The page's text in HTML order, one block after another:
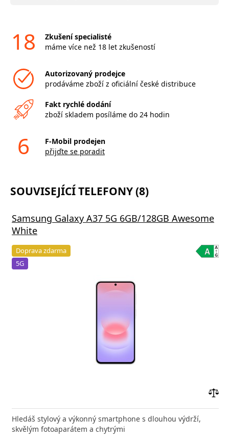
18
Zkušení specialisté
máme více než 18 let zkušeností
Autorizovaný prodejce
prodáváme zboží z oficiální české distribuce
Fakt rychlé dodání
zboží skladem posíláme do 24 hodin
6
F-Mobil prodejen
přijďte se poradit
SOUVISEJÍCÍ TELEFONY (8)
Samsung Galaxy A37 5G 6GB/128GB Awesome
White
Doprava zdarma
5G
Hledáš stylový a výkonný smartphone s dlouhou výdrží,
skvělým fotoaparátem a chytrými